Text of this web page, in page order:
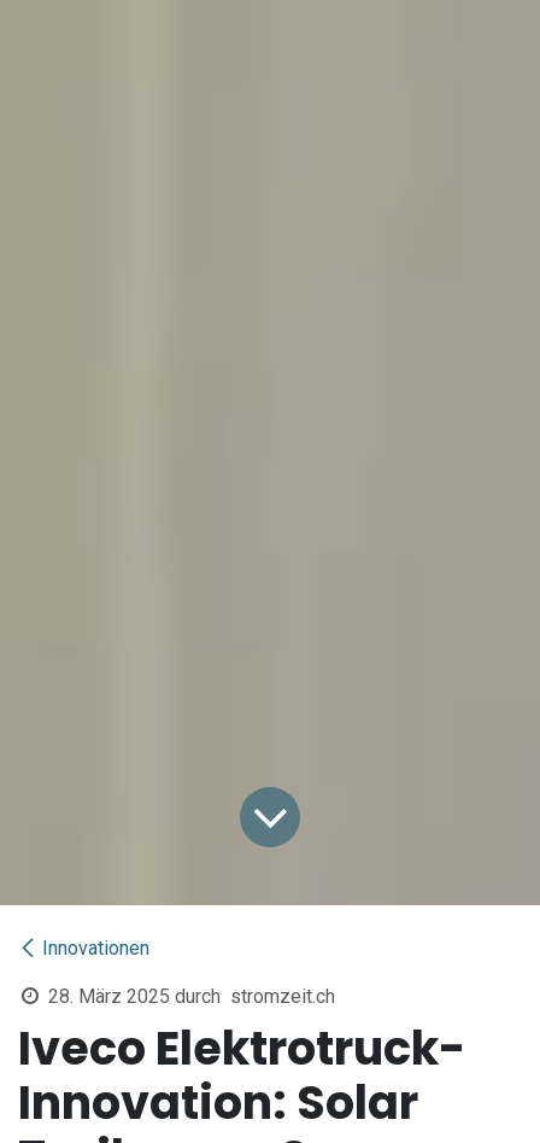
Innovationen
28. März 2025 durch stromzeit.ch
Iveco Elektrotruck-
Innovation: Solar